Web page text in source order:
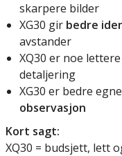
skarpere bilder
XG30 gir bedre
avstander
XQ30 er noe
detaljering
XG30 er bedre
observasjon
Kort sagt:
XQ30 = budsjett, lett